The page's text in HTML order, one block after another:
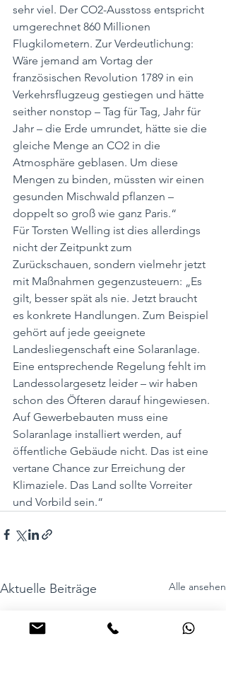
sehr viel. Der CO2-Ausstoss entspricht
umgerechnet 860 Millionen
Flugkilometern. Zur Verdeutlichung:
Wäre jemand am Vortag der
französischen Revolution 1789 in ein
Verkehrsflugzeug gestiegen und hätte
seither nonstop – Tag für Tag, Jahr für
Jahr – die Erde umrundet, hätte sie die
gleiche Menge an CO2 in die
Atmosphäre geblasen. Um diese
Mengen zu binden, müssten wir einen
gesunden Mischwald pflanzen –
doppelt so groß wie ganz Paris.“
Für Torsten Welling ist dies allerdings
nicht der Zeitpunkt zum
Zurückschauen, sondern vielmehr jetzt
mit Maßnahmen gegenzusteuern: „Es
gilt, besser spät als nie. Jetzt braucht
es konkrete Handlungen. Zum Beispiel
gehört auf jede geeignete
Landesliegenschaft eine Solaranlage.
Eine entsprechende Regelung fehlt im
Landessolargesetz leider – wir haben
schon des Öfteren darauf hingewiesen.
Auf Gewerbebauten muss eine
Solaranlage installiert werden, auf
öffentliche Gebäude nicht. Das ist eine
vertane Chance zur Erreichung der
Klimaziele. Das Land sollte Vorreiter
und Vorbild sein.“
Aktuelle Beiträge Alle ansehen